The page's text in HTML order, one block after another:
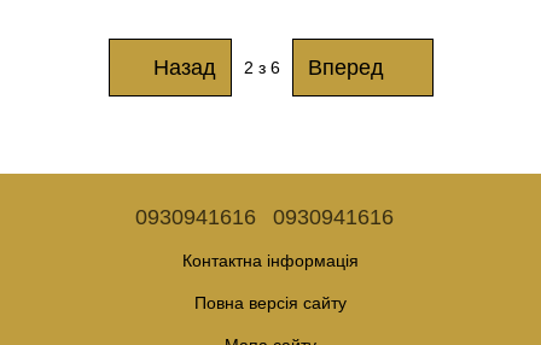
Назад 2 з 6 Вперед
0930941616 0930941616
Контактна інформація
Повна версія сайту